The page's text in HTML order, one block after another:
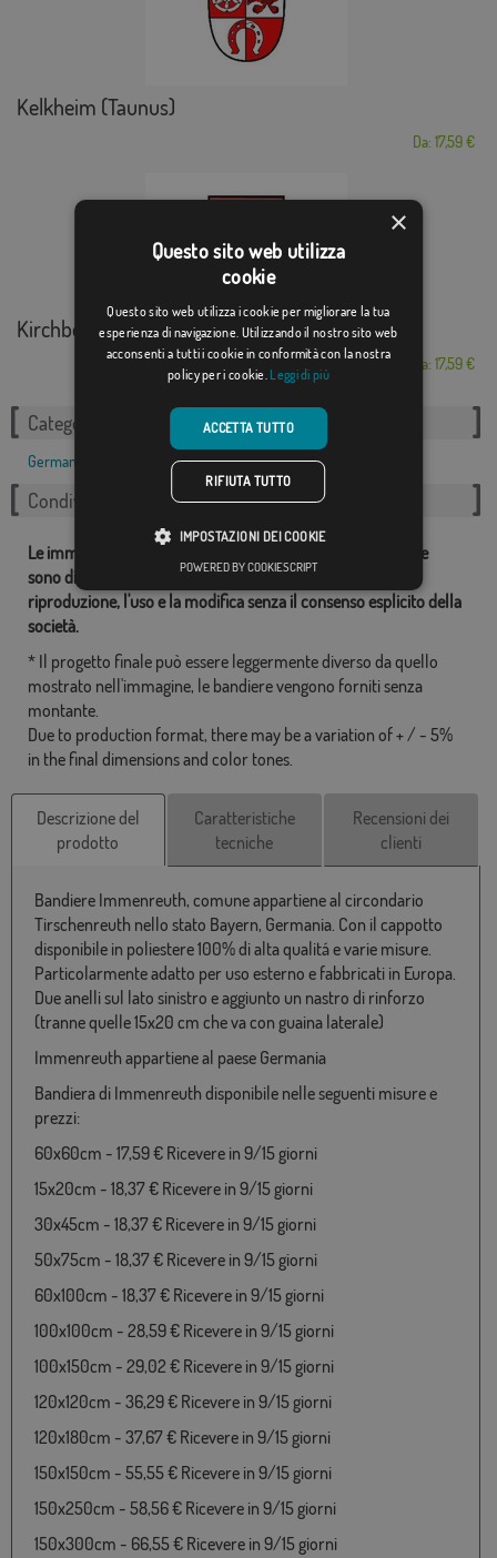
Kelkheim (Taunus)
Da: 17,59 €
Kirchberg an der Murr
Da: 17,59 €
Categorie correlate:
Germania
Condividi questo flag
Le immagini e altre risorse correlate con le nostre bandiere
sono di proprietà dei Comprarebandiere.it ed è vietata la
riproduzione, l'uso e la modifica senza il consenso esplicito della
società.
* Il progetto finale può essere leggermente diverso da quello
mostrato nell'immagine, le bandiere vengono forniti senza
montante.
Due to production format, there may be a variation of + / - 5%
in the final dimensions and color tones.
Descrizione del
prodotto
Caratteristiche
tecniche
Recensioni dei
clienti
Bandiere Immenreuth, comune appartiene al circondario
Tirschenreuth nello stato Bayern, Germania. Con il cappotto
disponibile in poliestere 100% di alta qualitá e varie misure.
Particolarmente adatto per uso esterno e fabbricati in Europa.
Due anelli sul lato sinistro e aggiunto un nastro di rinforzo
(tranne quelle 15x20 cm che va con guaina laterale)
Immenreuth appartiene al paese Germania
Bandiera di Immenreuth disponibile nelle seguenti misure e
prezzi:
60x60cm - 17,59 € Ricevere in 9/15 giorni
15x20cm - 18,37 € Ricevere in 9/15 giorni
30x45cm - 18,37 € Ricevere in 9/15 giorni
50x75cm - 18,37 € Ricevere in 9/15 giorni
60x100cm - 18,37 € Ricevere in 9/15 giorni
100x100cm - 28,59 € Ricevere in 9/15 giorni
100x150cm - 29,02 € Ricevere in 9/15 giorni
120x120cm - 36,29 € Ricevere in 9/15 giorni
120x180cm - 37,67 € Ricevere in 9/15 giorni
150x150cm - 55,55 € Ricevere in 9/15 giorni
150x250cm - 58,56 € Ricevere in 9/15 giorni
150x300cm - 66,55 € Ricevere in 9/15 giorni
×
Questo sito web utilizza
cookie
Questo sito web utilizza i cookie per migliorare la tua
esperienza di navigazione. Utilizzando il nostro sito web
acconsenti a tutti i cookie in conformità con la nostra
policy per i cookie. Leggi di più
ACCETTA TUTTO
RIFIUTA TUTTO
IMPOSTAZIONI DEI COOKIE
POWERED BY COOKIESCRIPT